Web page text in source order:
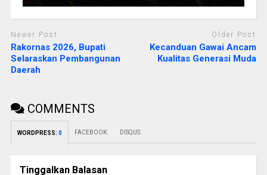
Newer Post
Rakornas 2026, Bupati
Selaraskan Pembangunan
Daerah
Older Post
Kecanduan Gawai Ancam
Kualitas Generasi Muda
COMMENTS
WORDPRESS: 0 FACEBOOK: DISQUS:
Tinggalkan Balasan